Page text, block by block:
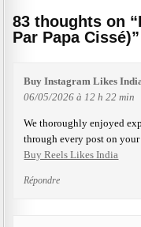
83 thoughts on “
Par Papa Cissé)”
Buy Instagram Likes
06/05/2026 à 12 h 22 min
We thoroughly enjoyed
through every post on your
Buy Reels Likes India
Répondre